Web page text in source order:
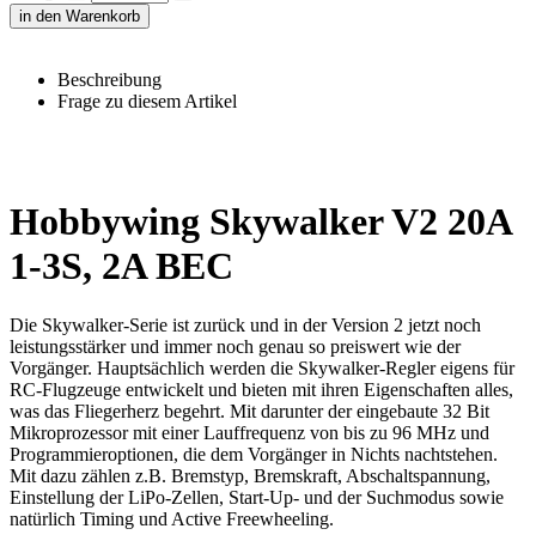
in den Warenkorb
Beschreibung
Frage zu diesem Artikel
Hobbywing Skywalker V2 20A
1-3S, 2A BEC
Die Skywalker-Serie ist zurück und in der Version 2 jetzt noch
leistungsstärker und immer noch genau so preiswert wie der
Vorgänger. Hauptsächlich werden die Skywalker-Regler eigens für
RC-Flugzeuge entwickelt und bieten mit ihren Eigenschaften alles,
was das Fliegerherz begehrt. Mit darunter der eingebaute 32 Bit
Mikroprozessor mit einer Lauffrequenz von bis zu 96 MHz und
Programmieroptionen, die dem Vorgänger in Nichts nachtstehen.
Mit dazu zählen z.B. Bremstyp, Bremskraft, Abschaltspannung,
Einstellung der LiPo-Zellen, Start-Up- und der Suchmodus sowie
natürlich Timing und Active Freewheeling.